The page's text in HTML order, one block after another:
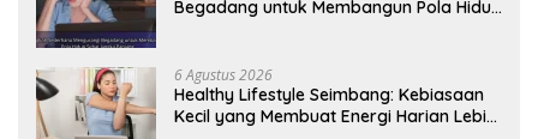
Begadang untuk Membangun Pola Hidup
6 Agustus 2026
Healthy Lifestyle Seimbang: Kebiasaan
Kecil yang Membuat Energi Harian Lebih